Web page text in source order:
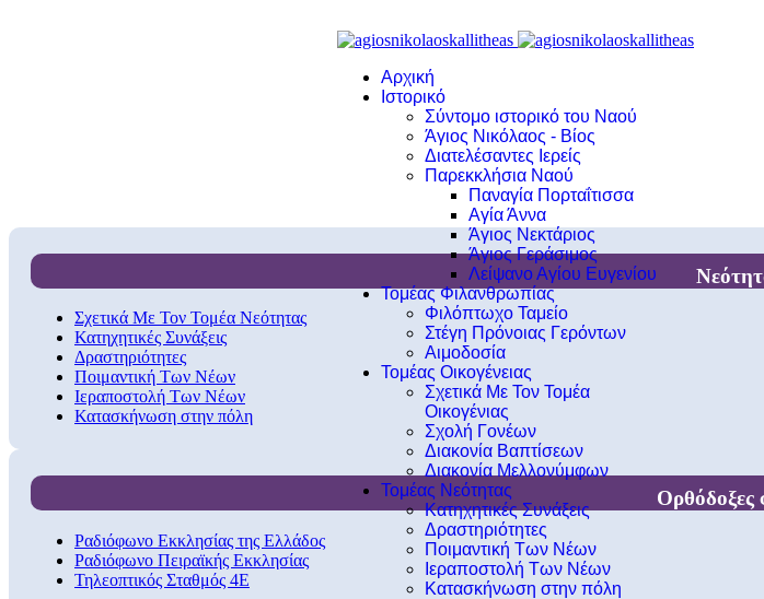
Αρχική
Ιστορικό
Σύντομο ιστορικό του Ναού
Άγιος Νικόλαος - Βίος
Διατελέσαντες Ιερείς
Παρεκκλήσια Ναού
Παναγία Πορταΐτισσα
Αγία Άννα
Άγιος Νεκτάριος
Άγιος Γεράσιμος
Λείψανο Αγίου Ευγενίου
Τομέας Φιλανθρωπίας
Φιλόπτωχο Ταμείο
Στέγη Πρόνοιας Γερόντων
Αιμοδοσία
Τομέας Οικογένειας
Σχετικά Με Τον Τομέα
Οικογένιας
Σχολή Γονέων
Διακονία Βαπτίσεων
Διακονία Μελλονύμφων
Τομέας Νεότητας
Κατηχητικές Συνάξεις
Δραστηριότητες
Ποιμαντική Των Νέων
Ιεραποστολή Των Νέων
Κατασκήνωση στην πόλη
Σχετικά Με Τον Τομέα Νεότητας
Κατηχητικές Συνάξεις
Δραστηριότητες
Ποιμαντική Των Νέων
Ιεραποστολή Των Νέων
Κατασκήνωση στην πόλη
Ορθόδοξες
Ραδιόφωνο Εκκλησίας της Ελλάδος
Ραδιόφωνο Πειραϊκής Εκκλησίας
Τηλεοπτικός Σταθμός 4Ε